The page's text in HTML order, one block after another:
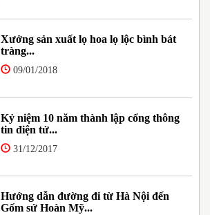
Xưởng sản xuất lọ hoa lọ lộc bình bát
tràng...
09/01/2018
Kỷ niệm 10 năm thành lập cổng thông
tin điện tử...
31/12/2017
Hướng dẫn đường đi từ Hà Nội đến
Gốm sứ Hoàn Mỹ...